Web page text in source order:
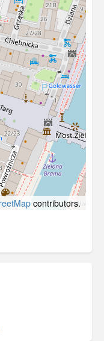
contributors.